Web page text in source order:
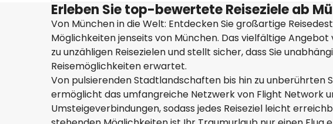
Erleben Sie top-bewertete Reiseziele ab
Von München in die Welt: Entdecken Sie großartige
Möglichkeiten jenseits von München. Das vielfältige
zu unzähligen Reisezielen und stellt sicher, dass Sie
Reisemöglichkeiten erwartet.
Von pulsierenden Stadtlandschaften bis hin zu unberührten
ermöglicht das umfangreiche Netzwerk von Flight Network
Umsteigeverbindungen, sodass jedes Reiseziel leicht